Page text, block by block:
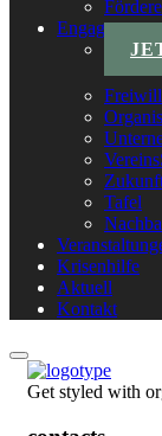
Engagements
Tafel
Krisenhilfe
Aktuell
Kontakt
Get styled with